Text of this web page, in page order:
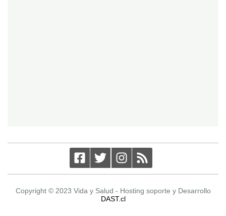
Copyright © 2023 Vida y Salud - Hosting soporte y Desarrollo
DAST.cl